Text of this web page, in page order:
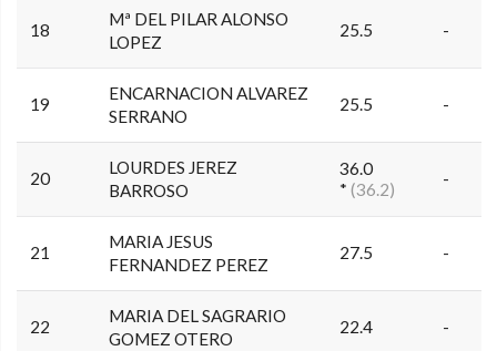
18
Mª DEL PILAR ALONSO
LOPEZ
25.5 -
19
ENCARNACION ALVAREZ
SERRANO
25.5 -
20
LOURDES JEREZ
BARROSO
36.0
*(36.2)
-
21
MARIA JESUS
FERNANDEZ PEREZ
27.5 -
22
MARIA DEL SAGRARIO
GOMEZ OTERO
22.4 -